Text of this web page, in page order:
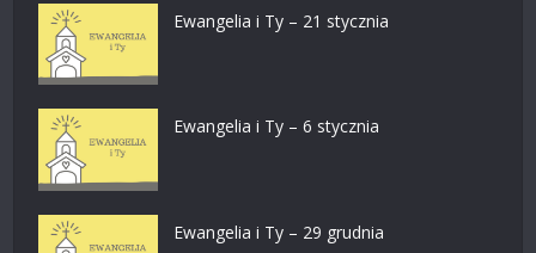
Ewangelia i Ty – 21 stycznia
Ewangelia i Ty – 6 stycznia
Ewangelia i Ty – 29 grudnia